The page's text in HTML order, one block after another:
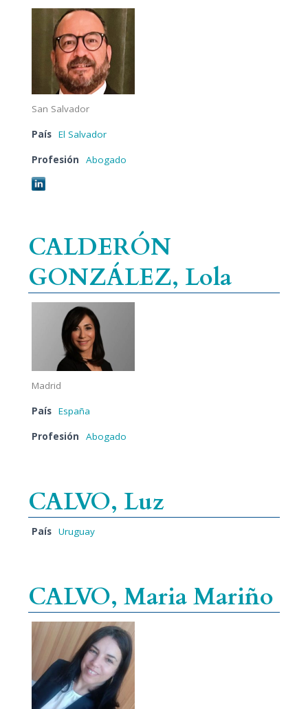
San Salvador
País El Salvador
Profesión Abogado
CALDERÓN
GONZÁLEZ, Lola
Madrid
País España
Profesión Abogado
CALVO, Luz
País Uruguay
CALVO, Maria Mariño